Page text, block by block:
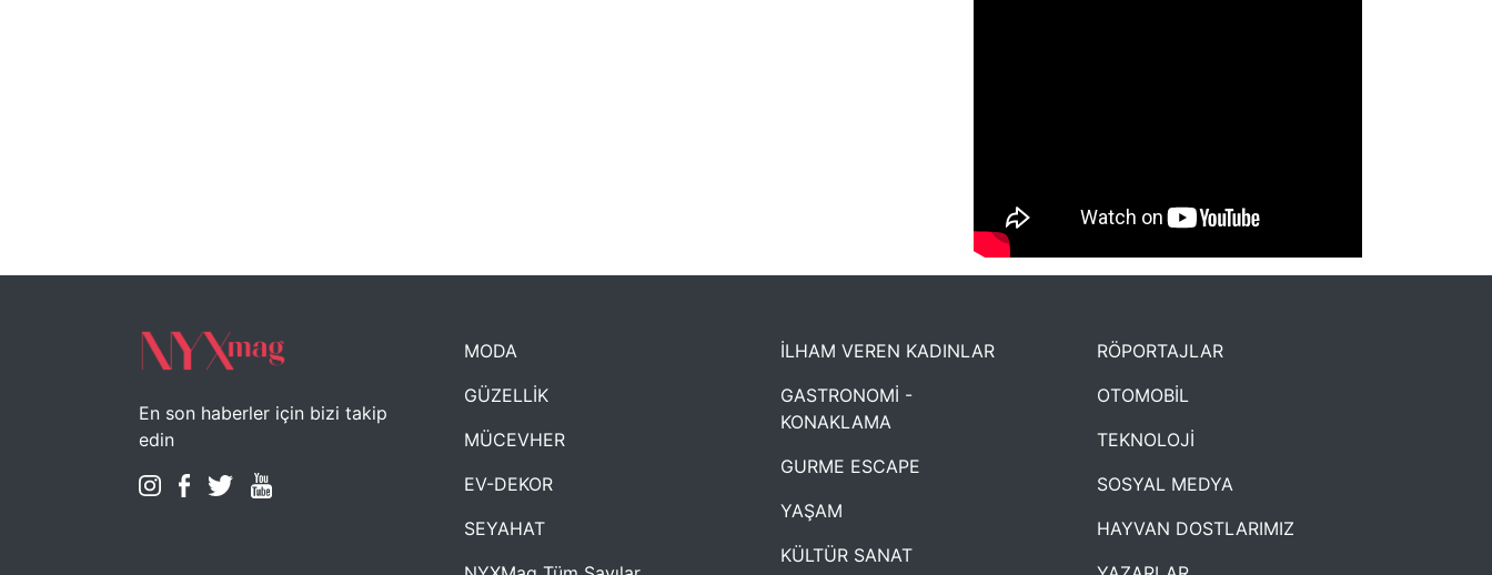
NYXmag 2. Yaş Kutlama Etkinliği
En son haberler için bizi takip
edin
MODA
GÜZELLİK
MÜCEVHER
EV-DEKOR
SEYAHAT
İLHAM VEREN KADINLAR
GASTRONOMİ -
KONAKLAMA
GURME ESCAPE
YAŞAM
KÜLTÜR SANAT
RÖPORTAJLAR
OTOMOBİL
TEKNOLOJİ
SOSYAL MEDYA
HAYVAN DOSTLARIMIZ